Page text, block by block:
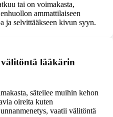
tai on voimakasta,
ammattilaiseen
ja selvittääkseen kivun syyn.
lääkärin
säteilee muihin kehon
oireita kuten
vaatii välitöntä